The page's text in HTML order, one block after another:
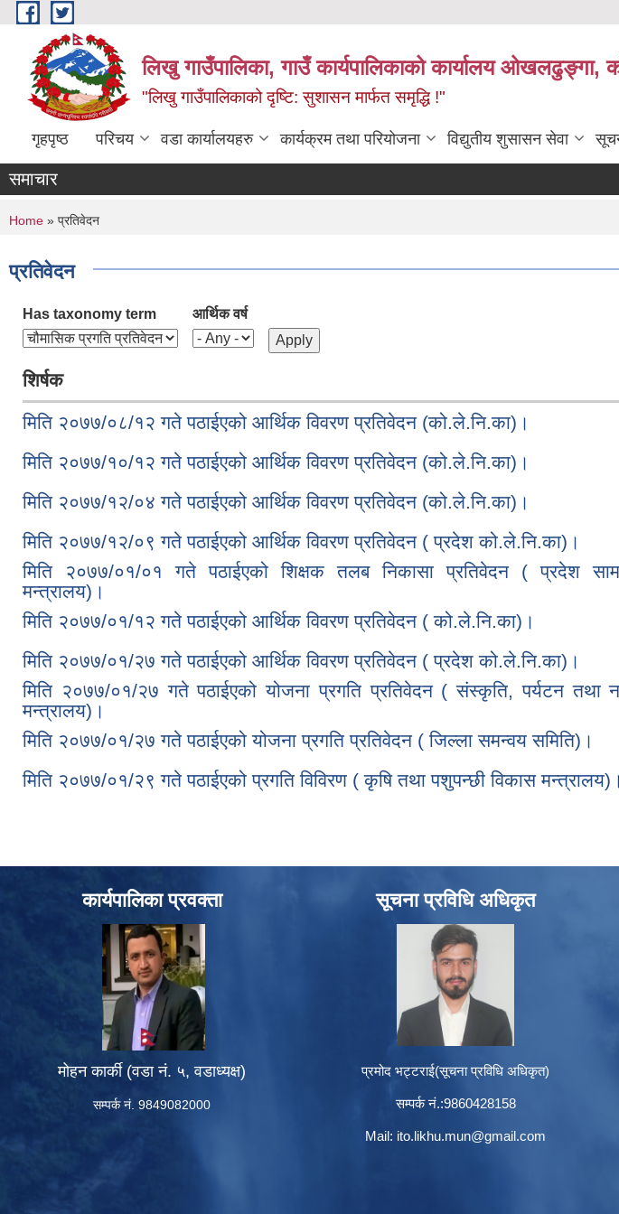
Skip to main content
लिखु गाउँपालिका, गाउँ कार्यपालिकाको कार्यालय ओखलढुङ्गा,
"लिखु गाउँपालिकाको दृष्टि: सुशासन मार्फत समृद्धि !"
गृहपृष्ठ परिचय वडा कार्यालयहरु कार्यक्रम तथा परियोजना विद्युतीय शुसासन सेवा
समाचार
You are here
Home » प्रतिवेदन
प्रतिवेदन
Has taxonomy term आर्थिक वर्ष
शिर्षक
मिति २०७७/०८/१२ गते पठाईएको आर्थिक विवरण प्रतिवेदन (को.ले.नि.का)।
मिति २०७७/१०/१२ गते पठाईएको आर्थिक विवरण प्रतिवेदन (को.ले.नि.का)।
मिति २०७७/१२/०४ गते पठाईएको आर्थिक विवरण प्रतिवेदन (को.ले.नि.का)।
मिति २०७७/१२/०९ गते पठाईएको आर्थिक विवरण प्रतिवेदन ( प्रदेश को.ले.नि.का)।
मिति २०७७/०१/०१ गते पठाईएको शिक्षक तलब निकासा प्रतिवेदन ( प्रदेश
मन्त्रालय)।
मिति २०७७/०१/१२ गते पठाईएको आर्थिक विवरण प्रतिवेदन ( को.ले.नि.का)।
मिति २०७७/०१/२७ गते पठाईएको आर्थिक विवरण प्रतिवेदन ( प्रदेश को.ले.नि.का)।
मिति २०७७/०१/२७ गते पठाईएको योजना प्रगति प्रतिवेदन ( संस्कृति, पर्यटन तथा
मन्त्रालय)।
मिति २०७७/०१/२७ गते पठाईएको योजना प्रगति प्रतिवेदन ( जिल्ला समन्वय समिति)।
मिति २०७७/०१/२९ गते पठाईएको प्रगति विविरण ( कृषि तथा पशुपन्छी विकास मन्त्रालय)।
कार्यपालिका प्रवक्ता
मोहन कार्की (वडा नं. ५, वडाध्यक्ष)
सम्पर्क नं. 9849082000
सूचना प्रविधि अधिकृत
प्रमोद भट्टराई(सूचना प्रविधि अधिकृत)
सम्पर्क नं.:9860428158
Mail: ito.likhu.mun@gmail.com